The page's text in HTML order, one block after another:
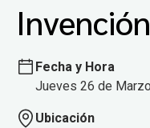
Fecha y Hora
Jueves 26 de
Ubicación